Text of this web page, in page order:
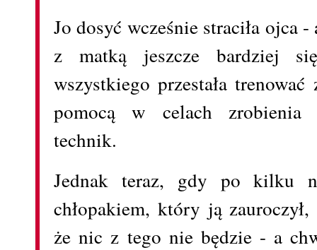
Jo dosyć wcześnie straciła ojca
z matką jeszcze bardziej
wszystkiego przestała
pomocą w celach zrobienia
technik.
Jednak teraz, gdy po kilku
chłopakiem, który ją
że nic z tego nie będzie - a